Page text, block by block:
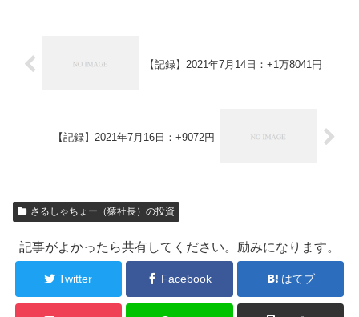
【記録】2021年7月14日：+1万8041円
【記録】2021年7月16日：+9072円
さるしゃちょー（猿社長）の投資
記事がよかったら共有してください。励みになります。
Twitter Facebook はてブ